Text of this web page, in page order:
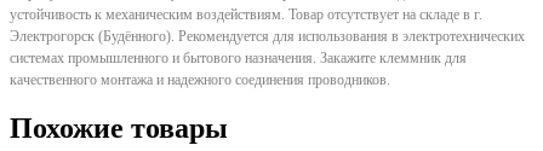
устойчивость к механическим воздействиям. Товар отсутствует на складе в г.
Электрогорск (Будённого). Рекомендуется для использования в электротехнических
системах промышленного и бытового назначения. Закажите клеммник для
качественного монтажа и надежного соединения проводников.
Похожие товары